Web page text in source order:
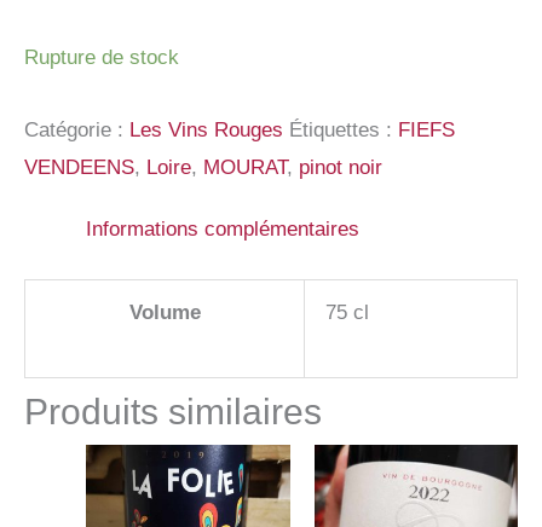
Rupture de stock
Catégorie : Les Vins Rouges Étiquettes : FIEFS
VENDEENS, Loire, MOURAT, pinot noir
Informations complémentaires
Volume 75 cl
Produits similaires